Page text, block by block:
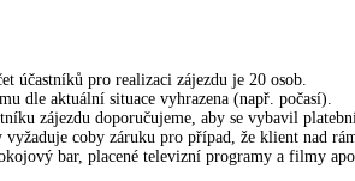
účastníků pro realizaci zájezdu je 20 osob.
dle aktuální situace vyhrazena (např. počasí).
zájezdu doporučujeme, aby se vybavil
coby záruku pro případ, že klient nad
bar, placené televizní programy a filmy